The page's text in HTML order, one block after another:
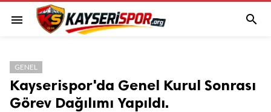
menu 
GENEL
Kayserispor'da Genel Kurul Sonrası
Görev Dağılımı Yapıldı.